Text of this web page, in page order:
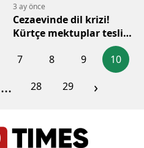
3 ay önce
Cezaevinde dil krizi!
Kürtçe mektuplar teslim
7 8 9
10
... 28 29 ›